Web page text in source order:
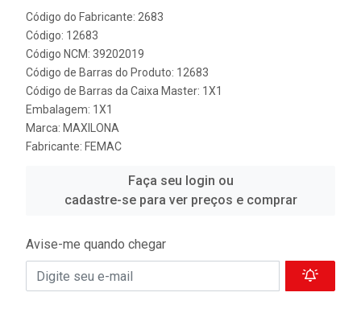
Código do Fabricante: 2683
Código: 12683
Código NCM: 39202019
Código de Barras do Produto: 12683
Código de Barras da Caixa Master: 1X1
Embalagem: 1X1
Marca: MAXILONA
Fabricante: FEMAC
Faça seu login ou
cadastre-se para ver preços e comprar
Avise-me quando chegar